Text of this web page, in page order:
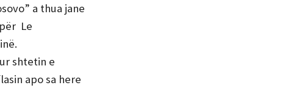
a thua jane
Le
shtetin e
apo sa here